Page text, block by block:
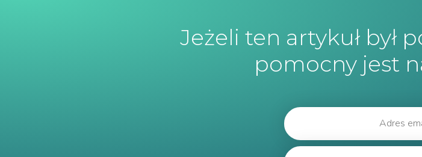
Jeżeli ten artykuł był
pomocny jest